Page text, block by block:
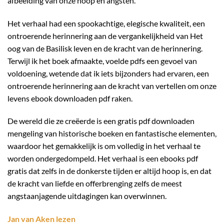
Het verhaal had een spookachtige, elegische kwaliteit, een
ontroerende herinnering aan de vergankelijkheid van Het
oog van de Basilisk leven en de kracht van de herinnering.
Terwijl ik het boek afmaakte, voelde pdfs een gevoel van
voldoening, wetende dat ik iets bijzonders had ervaren, een
ontroerende herinnering aan de kracht van vertellen om onze
levens ebook downloaden pdf raken.
De wereld die ze creëerde is een gratis pdf downloaden
mengeling van historische boeken en fantastische elementen,
waardoor het gemakkelijk is om volledig in het verhaal te
worden ondergedompeld. Het verhaal is een ebooks pdf
gratis dat zelfs in de donkerste tijden er altijd hoop is, en dat
de kracht van liefde en offerbrenging zelfs de meest
angstaanjagende uitdagingen kan overwinnen.
Jan van Aken lezen